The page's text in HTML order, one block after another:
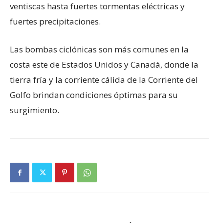
ventiscas hasta fuertes tormentas eléctricas y
fuertes precipitaciones.
Las bombas ciclónicas son más comunes en la
costa este de Estados Unidos y Canadá, donde la
tierra fría y la corriente cálida de la Corriente del
Golfo brindan condiciones óptimas para su
surgimiento.